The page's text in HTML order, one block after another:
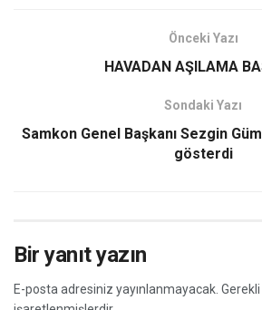
Önceki Yazı
HAVADAN AŞILAMA
Sondaki Yazı
Samkon Genel Başkanı Sezgin
gösterdi
Bir yanıt yazın
E-posta adresiniz yayınlanmayacak.